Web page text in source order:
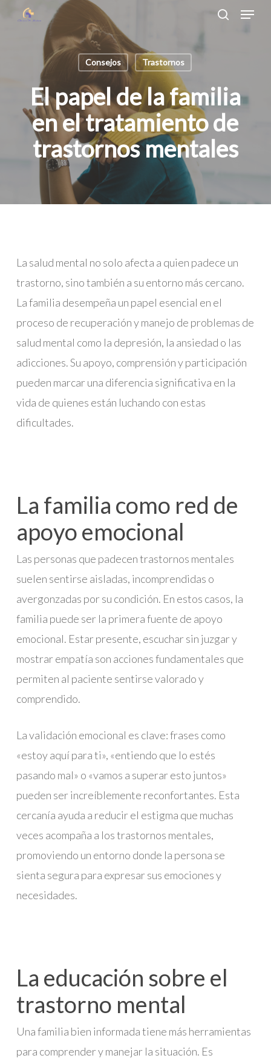
Menu
Consejos Trastornos
El papel de la familia
en el tratamiento de
trastornos mentales
La salud mental no solo afecta a quien padece un
trastorno, sino también a su entorno más cercano.
La familia desempeña un papel esencial en el
proceso de recuperación y manejo de problemas de
salud mental como la depresión, la ansiedad o las
adicciones. Su apoyo, comprensión y participación
pueden marcar una diferencia significativa en la
vida de quienes están luchando con estas
dificultades.
La familia como red de
apoyo emocional
Las personas que padecen trastornos mentales
suelen sentirse aisladas, incomprendidas o
avergonzadas por su condición. En estos casos, la
familia puede ser la primera fuente de apoyo
emocional. Estar presente, escuchar sin juzgar y
mostrar empatía son acciones fundamentales que
permiten al paciente sentirse valorado y
comprendido.
La validación emocional es clave: frases como
«estoy aquí para ti», «entiendo que lo estés
pasando mal» o «vamos a superar esto juntos»
pueden ser increíblemente reconfortantes. Esta
cercanía ayuda a reducir el estigma que muchas
veces acompaña a los trastornos mentales,
promoviendo un entorno donde la persona se
sienta segura para expresar sus emociones y
necesidades.
La educación sobre el
trastorno mental
Una familia bien informada tiene más herramientas
para comprender y manejar la situación. Es